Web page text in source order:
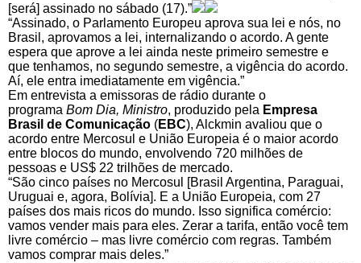
[será] assinado no sábado (17).”
“Assinado, o Parlamento Europeu aprova sua lei e nós, no
Brasil, aprovamos a lei, internalizando o acordo. A gente
espera que aprove a lei ainda neste primeiro semestre e
que tenhamos, no segundo semestre, a vigência do acordo.
Aí, ele entra imediatamente em vigência.”
Em entrevista a emissoras de rádio durante o
programa Bom Dia, Ministro, produzido pela Empresa
Brasil de Comunicação (EBC), Alckmin avaliou que o
acordo entre Mercosul e União Europeia é o maior acordo
entre blocos do mundo, envolvendo 720 milhões de
pessoas e US$ 22 trilhões de mercado.
“São cinco países no Mercosul [Brasil Argentina, Paraguai,
Uruguai e, agora, Bolívia]. E a União Europeia, com 27
países dos mais ricos do mundo. Isso significa comércio:
vamos vender mais para eles. Zerar a tarifa, então você tem
livre comércio – mas livre comércio com regras. Também
vamos comprar mais deles.”